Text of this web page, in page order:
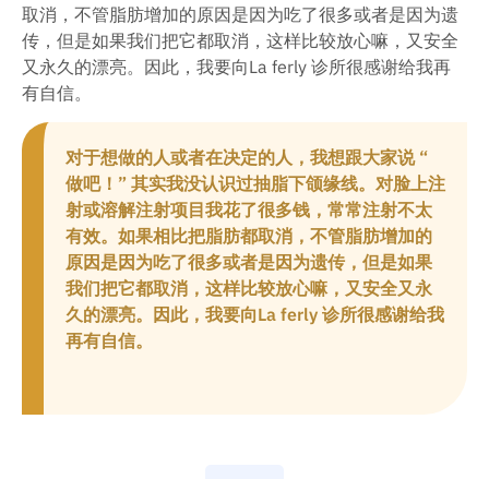
取消，不管脂肪增加的原因是因为吃了很多或者是因为遗
传，但是如果我们把它都取消，这样比较放心嘛，又安全
又永久的漂亮。因此，我要向La ferly 诊所很感谢给我再
有自信。
对于想做的人或者在决定的人，我想跟大家说 “
做吧！” 其实我没认识过抽脂下颌缘线。对脸上注
射或溶解注射项目我花了很多钱，常常注射不太
有效。如果相比把脂肪都取消，不管脂肪增加的
原因是因为吃了很多或者是因为遗传，但是如果
我们把它都取消，这样比较放心嘛，又安全又永
久的漂亮。因此，我要向La ferly 诊所很感谢给我
再有自信。